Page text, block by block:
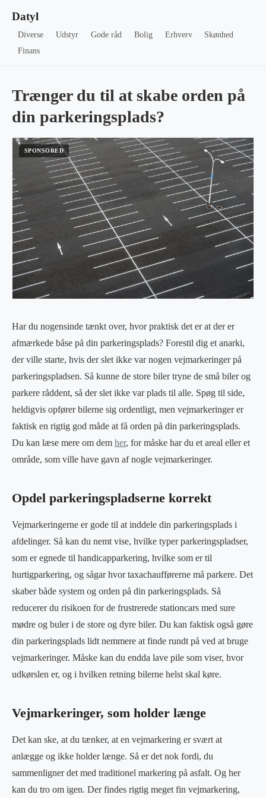
Datyl
Diverse Udstyr Gode råd Bolig Erhverv
Skønhed
Finans
Trænger du til at skabe orden på
din parkeringsplads?
Har du nogensinde tænkt over, hvor praktisk det er at der er
afmærkede båse på din parkeringsplads? Forestil dig et anarki,
der ville starte, hvis der slet ikke var nogen vejmarkeringer på
parkeringspladsen. Så kunne de store biler tryne de små biler og
parkere råddent, så der slet ikke var plads til alle. Spøg til side,
heldigvis opfører bilerne sig ordentligt, men vejmarkeringer er
faktisk en rigtig god måde at få orden på din parkeringsplads.
Du kan læse mere om dem her, for måske har du et areal eller et
område, som ville have gavn af nogle vejmarkeringer.
Opdel parkeringspladserne korrekt
Vejmarkeringerne er gode til at inddele din parkeringsplads i
afdelinger. Så kan du nemt vise, hvilke typer parkeringspladser,
som er egnede til handicapparkering, hvilke som er til
hurtigparkering, og sågar hvor taxachaufførerne må parkere. Det
skaber både system og orden på din parkeringsplads. Så
reducerer du risikoen for de frustrerede stationcars med sure
mødre og buler i de store og dyre biler. Du kan faktisk også gøre
din parkeringsplads lidt nemmere at finde rundt på ved at bruge
vejmarkeringer. Måske kan du endda lave pile som viser, hvor
udkørslen er, og i hvilken retning bilerne helst skal køre.
Vejmarkeringer, som holder længe
Det kan ske, at du tænker, at en vejmarkering er svært at
anlægge og ikke holder længe. Så er det nok fordi, du
sammenligner det med traditionel markering på asfalt. Og her
kan du tro om igen. Der findes rigtig meget fin vejmarkering,